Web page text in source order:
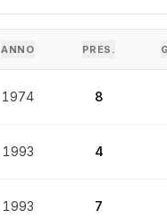
ANNO PRES.
1974 8
1993 4
1993 7